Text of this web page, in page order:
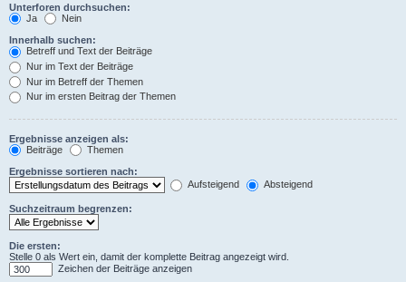
Unterforen durchsuchen:
Ja
Nein
Innerhalb suchen:
Betreff und Text der Beiträge
Nur im Text der Beiträge
Nur im Betreff der Themen
Nur im ersten Beitrag der Themen
Ergebnisse anzeigen als:
Beiträge
Themen
Ergebnisse sortieren nach:
Aufsteigend
Absteigend
Suchzeitraum begrenzen:
Die ersten:
Stelle 0 als Wert ein, damit der komplette Beitrag angezeigt wird.
Zeichen der Beiträge anzeigen